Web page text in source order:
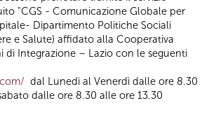
"CGS - Comunicazione Globale per
Dipartimento Politiche Sociali
e Salute) affidato alla Cooperativa
di Integrazione – Lazio con le seguenti
dal Lunedì al Venerdì dalle ore 8.30
dalle ore 8.30 alle ore 13.30